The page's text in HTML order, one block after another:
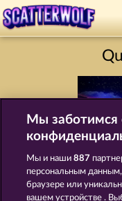
Правила
Мы заботимся
Мы и наши887
персональным
браузере или
вашем устройстве .